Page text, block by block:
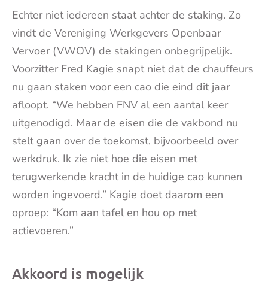
Echter niet iedereen staat achter de staking. Zo
vindt de Vereniging Werkgevers Openbaar
Vervoer (VWOV) de stakingen onbegrijpelijk.
Voorzitter Fred Kagie snapt niet dat de chauffeurs
nu gaan staken voor een cao die eind dit jaar
afloopt. “We hebben FNV al een aantal keer
uitgenodigd. Maar de eisen die de vakbond nu
stelt gaan over de toekomst, bijvoorbeeld over
werkdruk. Ik zie niet hoe die eisen met
terugwerkende kracht in de huidige cao kunnen
worden ingevoerd.” Kagie doet daarom een
oproep: “Kom aan tafel en hou op met
actievoeren.”
Akkoord is mogelijk